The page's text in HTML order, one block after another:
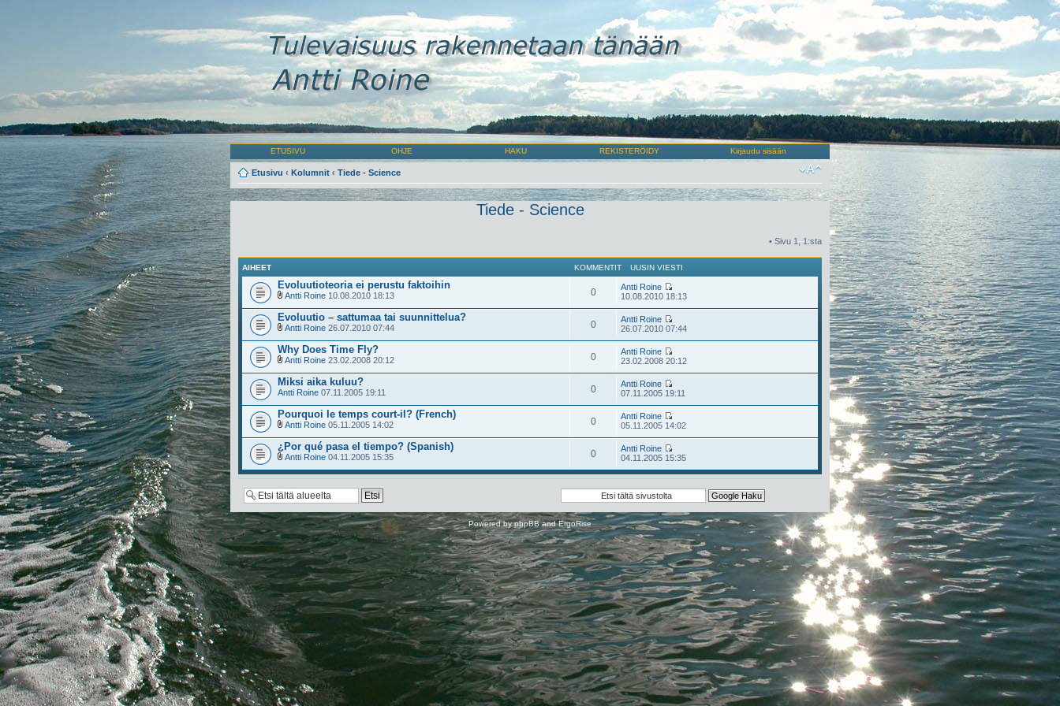
ETUSIVU OHJE HAKU REKISTERÖIDY Kirjaudu sisään
Etusivu ‹ Kolumnit ‹ Tiede - Science
Tiede - Science
• Sivu 1 1 :sta
AIHEET KOMMENTIT UUSIN VIESTI
Evoluutioteoria ei perustu faktoihin
Antti Roine 10.08.2010 18:13 0
Antti Roine
10.08.2010 18:13
Evoluutio – sattumaa tai suunnittelua?
Antti Roine 26.07.2010 07:44 0
Antti Roine
26.07.2010 07:44
Why Does Time Fly?
Antti Roine 23.02.2008 20:12 0
Antti Roine
23.02.2008 20:12
Miksi aika kuluu?
Antti Roine 07.11.2005 19:11 0
Antti Roine
07.11.2005 19:11
Pourquoi le temps court-il? (French)
Antti Roine 05.11.2005 14:02 0
Antti Roine
05.11.2005 14:02
¿Por qué pasa el tiempo? (Spanish)
Antti Roine 04.11.2005 15:35 0
Antti Roine
04.11.2005 15:35
Powered byphpBBandErgoRise